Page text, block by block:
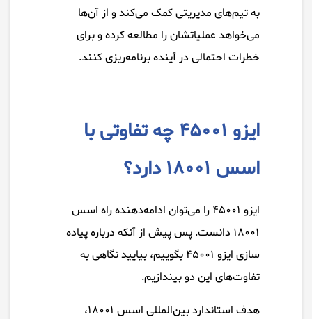
به تیم‌های مدیریتی کمک می‌کند و از آن‌ها
می‌خواهد عملیاتشان را مطالعه کرده و برای
خطرات احتمالی در آینده برنامه‌ریزی کنند.
ایزو ۴۵۰۰۱ چه تفاوتی با
اسس ۱۸۰۰۱ دارد؟
ایزو ۴۵۰۰۱ را می‌توان ادامه‌دهنده راه اسس
۱۸۰۰۱ دانست. پس پیش از آنکه درباره پیاده
سازی ایزو ۴۵۰۰۱ بگوییم، بیایید نگاهی به
تفاوت‌های این دو بیندازیم.
هدف استاندارد بین‌المللی اسس ۱۸۰۰۱،